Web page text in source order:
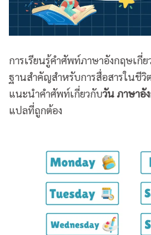
การเรียนรู้คำศัพท์ภาษาอังกฤษเ
ฐานสำคัญสำหรับการสื่อสารในชีวิ
แนะนำคำศัพท์เกี่ยวกับวัน ภาษาอั
แปลที่ถูกต้อง